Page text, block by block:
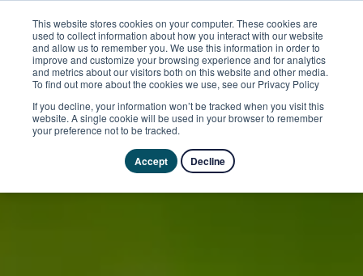
This website stores cookies on your computer. These cookies are
used to collect information about how you interact with our website
and allow us to remember you. We use this information in order to
improve and customize your browsing experience and for analytics
and metrics about our visitors both on this website and other media.
To find out more about the cookies we use, see our Privacy Policy
If you decline, your information won’t be tracked when you visit this
website. A single cookie will be used in your browser to remember
your preference not to be tracked.
Accept Decline